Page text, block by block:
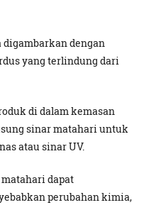
digambarkan dengan
yang terlindung dari
di dalam kemasan
sinar matahari untuk
atau sinar UV.
dapat
perubahan kimia,